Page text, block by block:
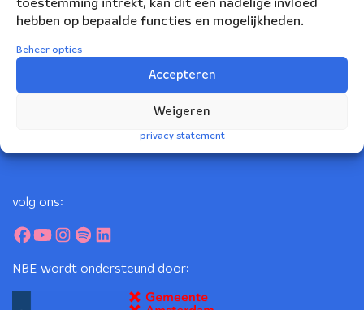
toestemming intrekt, kan dit een nadelige invloed
hebben op bepaalde functies en mogelijkheden.
Beheer opties
Accepteren
Weigeren
privacy statement
Korte Leidsedwarsstraat 12
1017 RC Amsterdam
volg ons:
NBE wordt ondersteund door: